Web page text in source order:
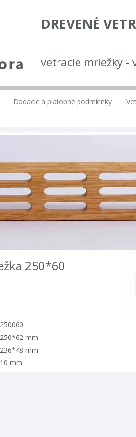
DREVENÉ
vetracie mriežky -
Dodacie a platobné podmienky
250060
250*62 mm
236*48 mm
10 mm